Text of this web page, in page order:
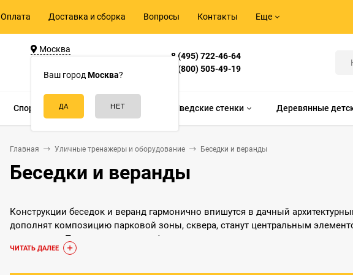
Оплата Доставка и сборка Вопросы Контакты Еще
Москва
Ваш город Москва?
д.55, стр.1
8 (495) 722-46-64
8 (800) 505-49-19
Спорттовары по видам спорта Шведские стенки Деревянные
Главная Уличные тренажеры и оборудование Беседки и веранды
Беседки и веранды
Конструкции беседок и веранд гармонично впишутся в дачный
дополнят композицию парковой зоны, сквера, станут центральным
детских игр. Простые каркасные формы надежно защитят в непогоду и
свободный приток свежего воздуха.
ЧИТАТЬ ДАЛЕЕ